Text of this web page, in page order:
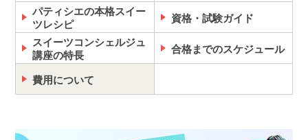
パティシエの本格スイー
ツレシピ
資格・試験ガイド
スイーツコンシェルジュ
講座の特長
合格までのスケジュール
費用について